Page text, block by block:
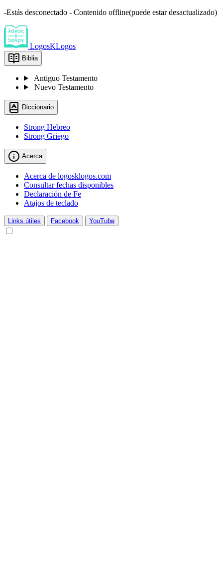
-Estás desconectado - Contenido offline(puede estar desactualizado)
LogosKLogos
Biblia
Antiguo Testamento
Nuevo Testamento
Diccionario
Strong Hebreo
Strong Griego
Acerca
Acerca de logosklogos.com
Consultar fechas disponibles
Declaración de Fe
Atajos de teclado
Links útiles Facebook YouTube